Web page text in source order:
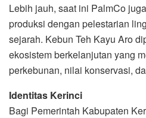
Lebih jauh, saat ini PalmCo
produksi dengan pelestarian
sejarah. Kebun Teh Kayu Aro
ekosistem berkelanjutan yang
perkebunan, nilai konservasi,
Identitas Kerinci
Bagi Pemerintah Kabupaten